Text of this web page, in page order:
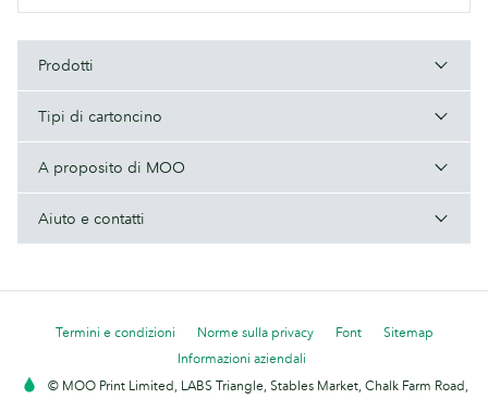
Prodotti
Tipi di cartoncino
A proposito di MOO
Aiuto e contatti
Termini e condizioni Norme sulla privacy Font
Sitemap
Informazioni aziendali
© MOO Print Limited, LABS Triangle, Stables Market, Chalk Farm Road,